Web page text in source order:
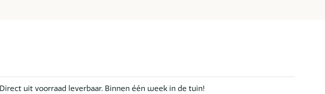
Direct uit voorraad leverbaar. Binnen één week in de tuin!